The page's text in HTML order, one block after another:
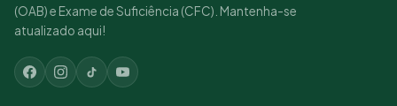
(OAB) e Exame de Suficiência (CFC). Mantenha-se
atualizado aqui!